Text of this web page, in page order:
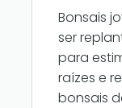
Bonsais
ser
para
raízes e
bonsais